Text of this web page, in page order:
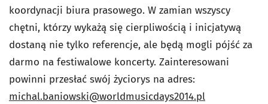
koordynacji biura prasowego. W zamian wszyscy
chętni, którzy wykażą się cierpliwością i inicjatywą
dostaną nie tylko referencje, ale będą mogli pójść za
darmo na festiwalowe koncerty. Zainteresowani
powinni przesłać swój życiorys na adres:
michal.baniowski@worldmusicdays2014.pl